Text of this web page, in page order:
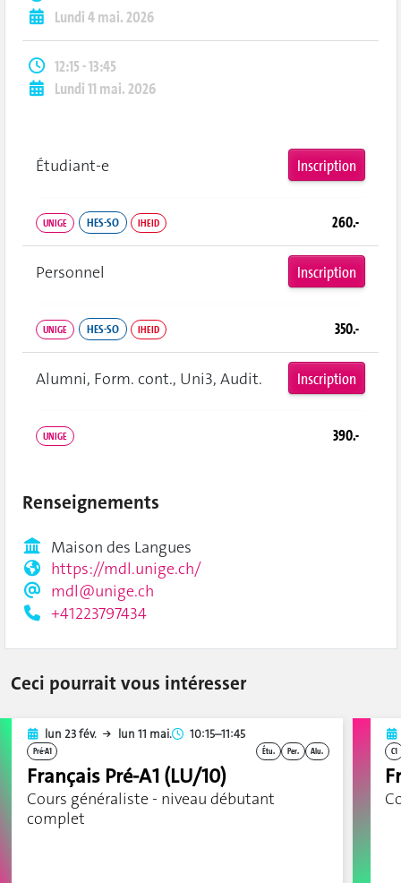
Lundi 4 mai. 2026
12:15 - 13:45
Lundi 11 mai. 2026
Étudiant‑e Inscription
UNIGE HES-SO IHEID 260.-
Personnel Inscription
UNIGE HES-SO IHEID 350.-
Alumni, Form. cont., Uni3, Audit. Inscription
UNIGE 390.-
Renseignements
Maison des Langues
https://mdl.unige.ch/
mdl@unige.ch
+41223797434
Ceci pourrait vous intéresser
lun 23 fév. lun 11 mai. 10:15–11:45
Étu. Per. Alu.
Pré-A1
Français Pré-A1 (LU/10)
Cours généraliste - niveau débutant
complet
C1